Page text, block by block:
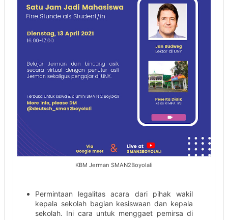
KBM Jerman SMAN2Boyolali
Permintaan legalitas acara dari pihak wakil
kepala sekolah bagian kesiswaan dan kepala
sekolah. Ini cara untuk menggaet pemirsa di